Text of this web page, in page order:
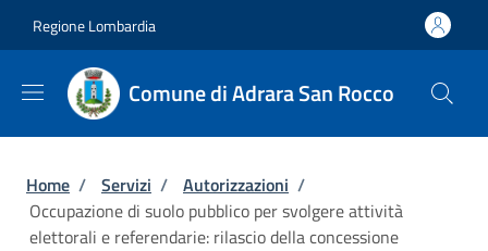
Regione Lombardia
Comune di Adrara San Rocco
Briciole di pane
Home / Servizi / Autorizzazioni /
Occupazione di suolo pubblico per svolgere attività
elettorali e referendarie: rilascio della concessione